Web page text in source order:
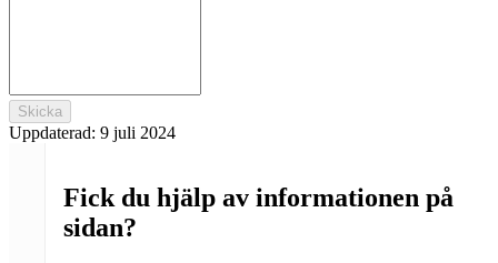
Skicka
Uppdaterad: 9 juli 2024
Fick du hjälp av informationen på
sidan?